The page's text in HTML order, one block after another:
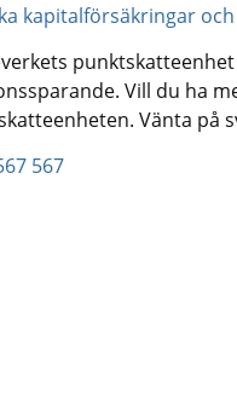
kapitalförsäkringar
Vill du ha
Vänta på
567